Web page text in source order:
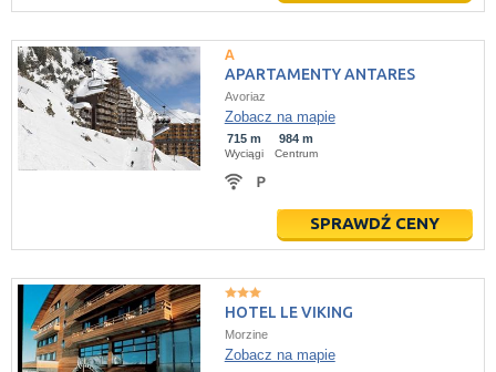
APARTAMENTY ANTARES
Avoriaz
Zobacz na mapie
715 m
Wyciągi
984 m
Centrum
SPRAWDŹ CENY
HOTEL LE VIKING
Morzine
Zobacz na mapie